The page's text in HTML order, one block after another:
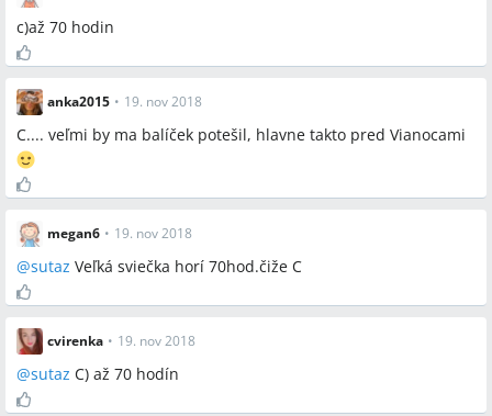
c)až 70 hodin
anka2015 • 19. nov 2018
C.... veľmi by ma balíček potešil, hlavne takto pred Vianocami
megan6 • 19. nov 2018
@sutaz Veľká sviečka horí 70hod.čiže C
cvirenka • 19. nov 2018
@sutaz C) až 70 hodín